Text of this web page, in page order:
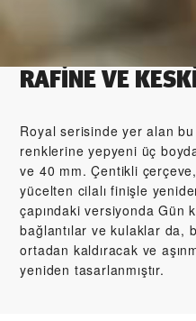
RAFİNE VE
Royal serisinde yer alan
renklerine yepyeni üç
ve 40 mm. Çentikli
yücelten cilalı finişle
çapındaki versiyonda Gün
bağlantılar ve kulaklar da,
ortadan kaldıracak ve
yeniden tasarlanmıştır.